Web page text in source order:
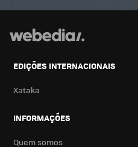
EDIÇÕES INTERNACIONAIS
Xataka
INFORMAÇÕES
Quem somos